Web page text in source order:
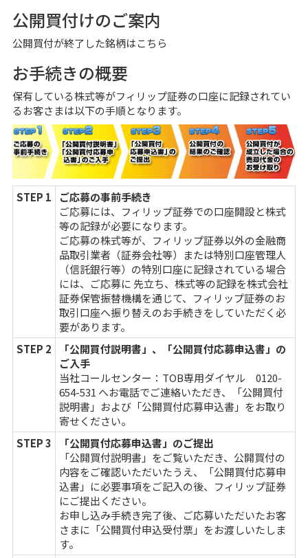
公開買付けのご案内
公開買付が終了した銘柄はこちら
お手続きの概要
保有している株式等がフィリップ証券の口座に記録されてい
るお客さまは以下の手順となります。
STEP 1
ご応募の事前手続き
ご応募には、フィリップ証券での口座開設と株式
等の記録が必要になります。
ご応募の株式等が、フィリップ証券以外の金融商
品取引業者（証券会社等）または特別口座管理人
（信託銀行等）の特別口座に記録されている場合
には、ご応募に 先立ち、株式等の記録を株式会社
証券保管振替機構を通じて、フィリップ証券のお
取引口座へ振り替えのお手続きをしていただく必
要があります。
STEP 2
「公開買付説明書」、「公開買付応募申込書」の
ご入手
当社コールセンター：TOB専用ダイヤル 0120-
654-531 へお電話でご連絡いただき、「公開買付
説明書」および「公開買付応募申込書」をお取り
寄せください。
STEP 3
「公開買付応募申込書」のご提出
「公開買付説明書」をご覧いただき、公開買付の
内容をご確認いただいたうえ、「公開買付応募申
込書」に必要事項をご記入の後、フィリップ証券
にご提出ください。
お申し込み手続き完了後、ご応募いただいたお客
さまに「公開買付申込受付票」をお渡しいたしま
す。